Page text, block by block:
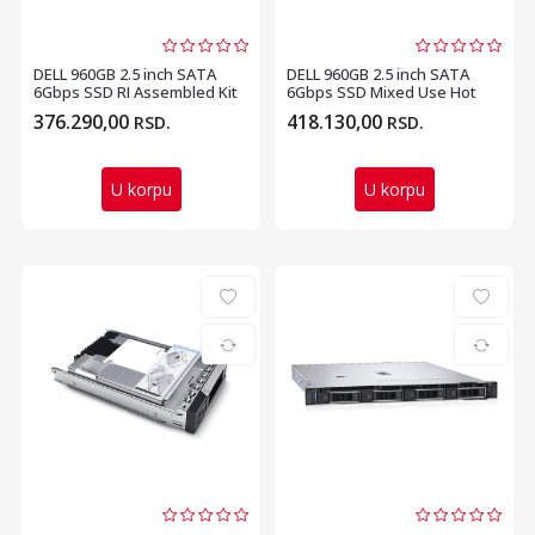
DELL 960GB 2.5 inch SATA
6Gbps SSD RI Assembled Kit
3.5 inch Hot Pl...
376.290,00 RSD.
U korpu
DELL 960GB 2.5 inch SATA
6Gbps SSD Mixed Use Hot
Plug Assembled Kit...
418.130,00 RSD.
U korpu